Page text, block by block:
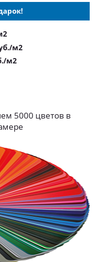
м2
м2
5000 цветов в